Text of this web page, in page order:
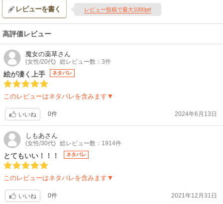
スタッフ情報】
原作:「異世界居酒屋『のぶ』」（宝島社刊）
監督:小野勝巳
シリーズ構成・脚本:吉田伸 / キャラクターデザイン:いとうまりこ
レビューを書く レビュー投稿で最大1000pt!
高評価レビュー
魔女の薬草さん
(女性/20代) 総レビュー数：3件
絵が凄く上手 ネタバレ
このレビューはネタバレを含みます▼
いいね 0件 2024年6月13日
しもあさん
(女性/30代) 総レビュー数：1914件
とてもいい！！！ ネタバレ
このレビューはネタバレを含みます▼
いいね 0件 2021年12月31日